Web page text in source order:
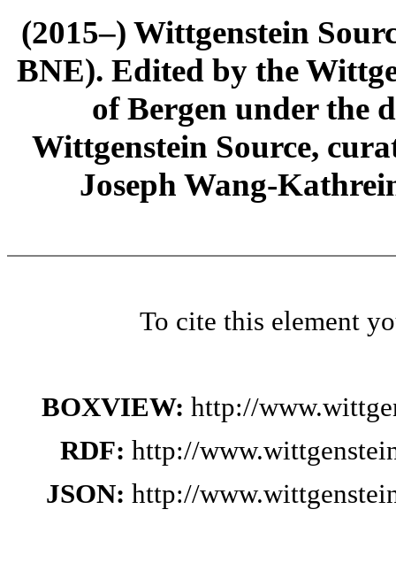
(2015–) Wittgenstein
BNE). Edited by the
of Bergen under the
Wittgenstein Source,
Joseph Wang-
To cite this element
BOXVIEW: http://
RDF: http://
JSON: http://